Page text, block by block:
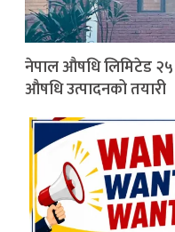
नेपाल औषधि लिमिटेड २५
औषधि उत्पादनको तयारी